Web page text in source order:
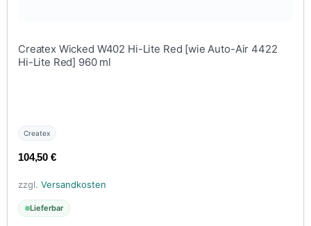
Createx Wicked W402 Hi-Lite Red [wie Auto-Air 4422
Hi-Lite Red] 960 ml
Createx
104,50 €
zzgl. Versandkosten
Lieferbar